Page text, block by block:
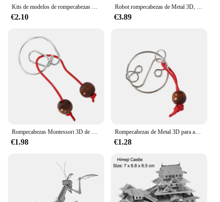
Kits de modelos de rompecabezas de Metal 3D, rompecabezas de corte láser DIY, juguete para niños
€2.10
Robot rompecabezas de Metal 3D, Kit de fabricación de modelos DIY, juguete para adultos, regalo de cumpleaños
€3.89
Rompecabezas Montessori 3D de Metal para niños y adultos, materiales, alambre, IQ, Mente, Cerebro, rompecabezas para aliviar el estrés, juguetes, regalos para niños
€1.98
Rompecabezas de Metal 3D para adultos y niños, rompecabezas de inteligencia, hebilla de enclavamiento, juguetes Kong Ming, juego de bloqueo
€1.28